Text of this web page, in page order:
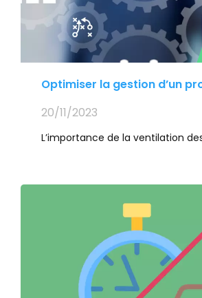
Optimiser la gestion d’un
20/11/2023
L’importance de la ventilation